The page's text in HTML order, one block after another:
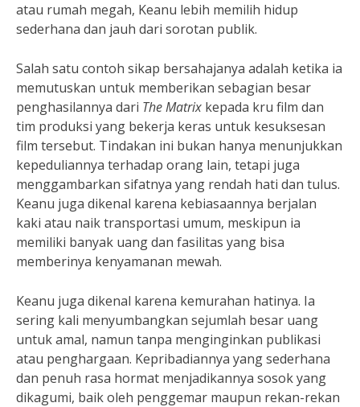
atau rumah megah, Keanu lebih memilih hidup
sederhana dan jauh dari sorotan publik.
Salah satu contoh sikap bersahajanya adalah ketika ia
memutuskan untuk memberikan sebagian besar
penghasilannya dari The Matrix kepada kru film dan
tim produksi yang bekerja keras untuk kesuksesan
film tersebut. Tindakan ini bukan hanya menunjukkan
kepeduliannya terhadap orang lain, tetapi juga
menggambarkan sifatnya yang rendah hati dan tulus.
Keanu juga dikenal karena kebiasaannya berjalan
kaki atau naik transportasi umum, meskipun ia
memiliki banyak uang dan fasilitas yang bisa
memberinya kenyamanan mewah.
Keanu juga dikenal karena kemurahan hatinya. Ia
sering kali menyumbangkan sejumlah besar uang
untuk amal, namun tanpa menginginkan publikasi
atau penghargaan. Kepribadiannya yang sederhana
dan penuh rasa hormat menjadikannya sosok yang
dikagumi, baik oleh penggemar maupun rekan-rekan